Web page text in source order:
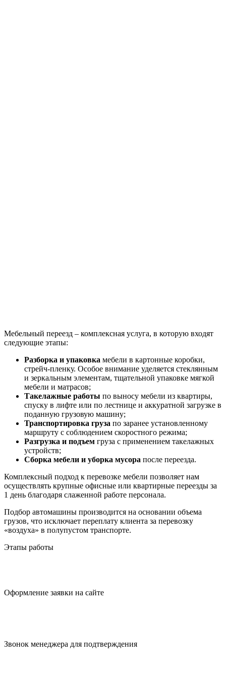
Мебельный переезд – комплексная услуга, в которую входят
следующие этапы:
Разборка и упаковка мебели в картонные коробки,
стрейч-пленку. Особое внимание уделяется стеклянным
и зеркальным элементам, тщательной упаковке мягкой
мебели и матрасов;
Такелажные работы по выносу мебели из квартиры,
спуску в лифте или по лестнице и аккуратной загрузке в
поданную грузовую машину;
Транспортировка груза по заранее установленному
маршруту с соблюдением скоростного режима;
Разгрузка и подъем груза с применением такелажных
устройств;
Сборка мебели и уборка мусора после переезда.
Комплексный подход к перевозке мебели позволяет нам
осуществлять крупные офисные или квартирные переезды за
1 день благодаря слаженной работе персонала.
Подбор автомашины производится на основании объема
грузов, что исключает переплату клиента за перевозку
«воздуха» в полупустом транспорте.
Этапы работы
Оформление заявки на сайте
Звонок менеджера для подтверждения